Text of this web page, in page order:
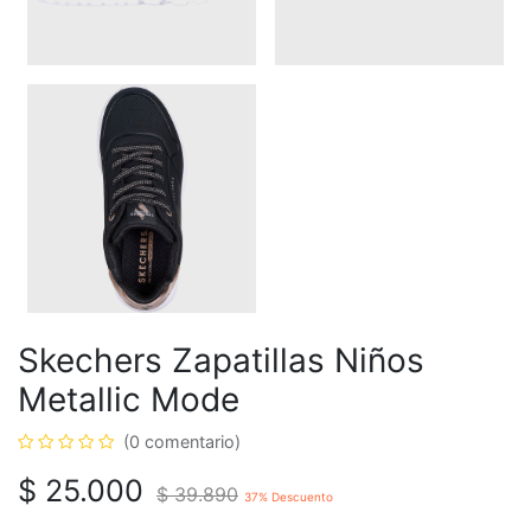
Skechers Zapatillas Niños
Metallic Mode
(0 comentario)
$ 25.000 $39.890 37% Descuento